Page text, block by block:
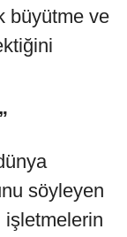
büyütme ve
söyleyen
işletmelerin